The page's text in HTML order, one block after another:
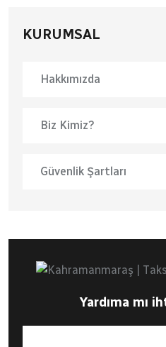
KURUMSAL
Hakkımızda
Biz Kimiz?
Güvenlik Şartları
Yardıma mı